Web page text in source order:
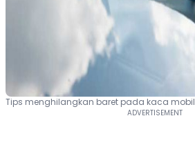
Tips menghilangkan baret pada kaca mobil